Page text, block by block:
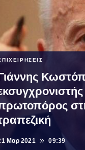
Μαρ 2021 09:39